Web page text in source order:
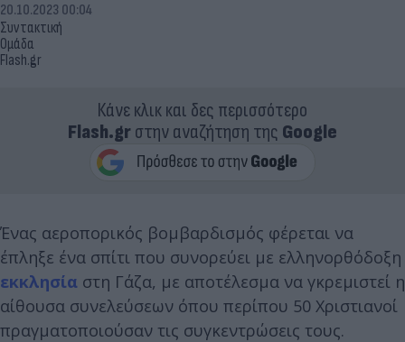
Συντακτική
Ομάδα
Flash.gr
20.10.2023 00:04
Κάνε κλικ και δες περισσότερο
Flash.grστην αναζήτηση της Google
Ένας αεροπορικός βομβαρδισμός φέρεται να
έπληξε ένα σπίτι που συνορεύει με ελληνορθόδοξη
εκκλησία στη Γάζα, με αποτέλεσμα να γκρεμιστεί η
αίθουσα συνελεύσεων όπου περίπου 50 Χριστιανοί
πραγματοποιούσαν τις συγκεντρώσεις τους.